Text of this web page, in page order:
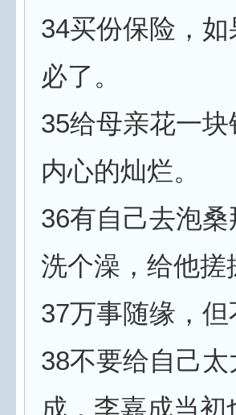
34买份保险，
必了。
35给母亲花一
内心的灿烂。
36有自己去泡
洗个澡，给他搓
37万事随缘，
38不要给自己
成，李嘉成当